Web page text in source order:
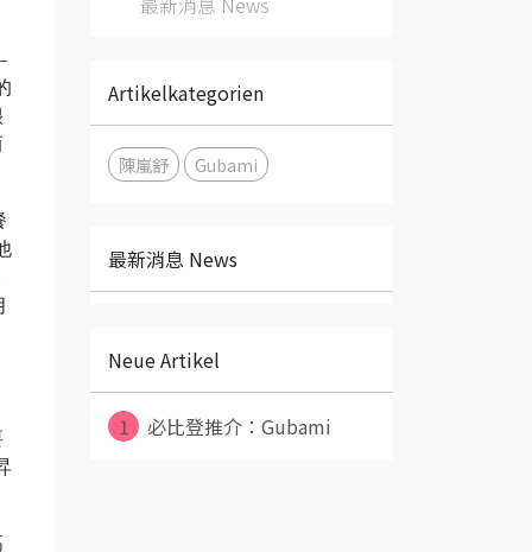
Artikelkategorien
陳嵐舒 Gubami
最新消息 News
Neue Artikel
1 必比登推介：Gubami